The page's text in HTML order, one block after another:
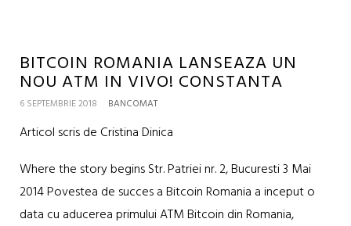
BITCOIN ROMANIA LANSEAZA UN
NOU ATM IN VIVO! CONSTANTA
6 SEPTEMBRIE 2018 BANCOMAT
Articol scris de Cristina Dinica
Where the story begins Str. Patriei nr. 2, Bucuresti 3 Mai
2014 Povestea de succes a Bitcoin Romania a inceput o
data cu aducerea primului ATM Bitcoin din Romania,